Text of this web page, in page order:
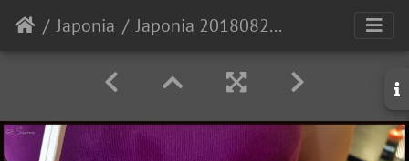
Japonia Japonia 20180825 111830